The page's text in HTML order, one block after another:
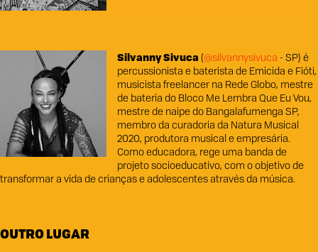
Silvanny Sivuca (@silvannysivuca - SP) é
percussionista e baterista de Emicida e Fióti,
musicista freelancer na Rede Globo, mestre
de bateria do Bloco Me Lembra Que Eu Vou,
mestre de naipe do Bangalafumenga SP,
membro da curadoria da Natura Musical
2020, produtora musical e empresária.
Como educadora, rege uma banda de
projeto socioeducativo, com o objetivo de
transformar a vida de crianças e adolescentes através da música.
OUTRO LUGAR